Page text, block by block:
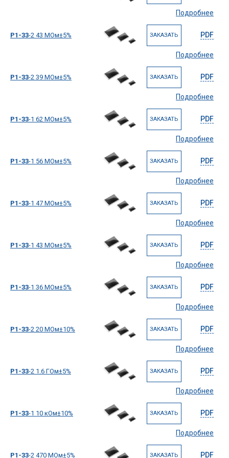
Подробнее
Р1-33-2 43 МОм±5% ЗАКАЗАТЬ
Подробнее
PDF
Р1-33-2 39 МОм±5% ЗАКАЗАТЬ
Подробнее
PDF
Р1-33-1 62 МОм±5% ЗАКАЗАТЬ
Подробнее
PDF
Р1-33-1 56 МОм±5% ЗАКАЗАТЬ
Подробнее
PDF
Р1-33-1 47 МОм±5% ЗАКАЗАТЬ
Подробнее
PDF
Р1-33-1 43 МОм±5% ЗАКАЗАТЬ
Подробнее
PDF
Р1-33-1 36 МОм±5% ЗАКАЗАТЬ
Подробнее
PDF
Р1-33-2 20 МОм±10% ЗАКАЗАТЬ
Подробнее
PDF
Р1-33-2 1.6 ГОм±5% ЗАКАЗАТЬ
Подробнее
PDF
Р1-33-1 10 кОм±10% ЗАКАЗАТЬ
Подробнее
PDF
Р1-33-2 470 МОм±5% ЗАКАЗАТЬ PDF